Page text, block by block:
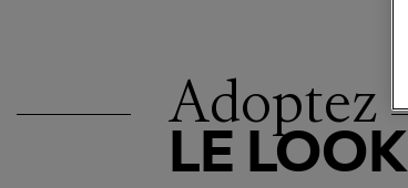
Adoptez
LE LOOK